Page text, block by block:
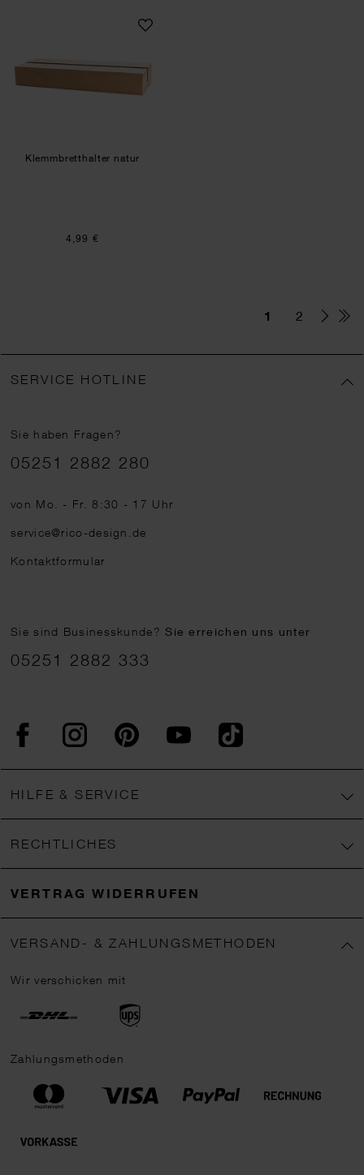
Klemmbretthalter natur
Klemmbretthalter natur
4,99 €
1 2
SERVICE HOTLINE
Sie haben Fragen?
Telefonnummer
05251 2882 280
von Mo. - Fr. 8:30 - 17 Uhr
service@rico-design.de
Kontaktformular
Sie sind Businesskunde?Sie erreichen uns unter
05251 2882 333
FacebookInstagram PinterestYouTubeTikTok
HILFE & SERVICE
RECHTLICHES
VERTRAG WIDERRUFEN
VERSAND- & ZAHLUNGSMETHODEN
Wir verschicken mit
Zahlungsmethoden